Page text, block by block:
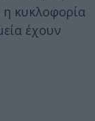
κυκλοφορία
έχουν